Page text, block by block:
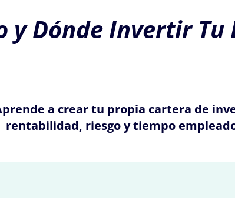
y Dónde Invertir
a crear tu propia cartera de
rentabilidad, riesgo y tiempo